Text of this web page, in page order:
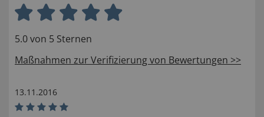
5.0 von 5 Sternen
Maßnahmen zur Verifizierung von Bewertungen >>
13.11.2016